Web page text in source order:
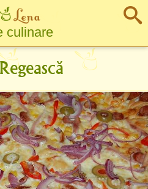
culinare